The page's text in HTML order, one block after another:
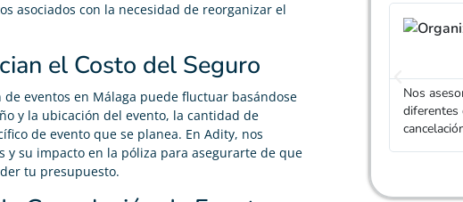
asociados con la necesidad de reorganizar el
el Costo del Seguro
eventos en Málaga puede fluctuar basándose
y la ubicación del evento, la cantidad de
de evento que se planea. En Adity, nos
y su impacto en la póliza para asegurarte de que
tu presupuesto.
Nos
diferentes